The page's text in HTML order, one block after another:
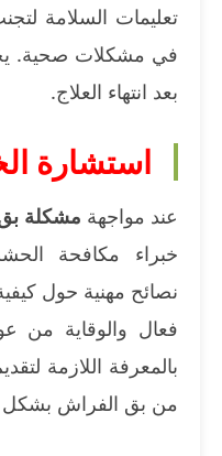
تعليمات السلامة
في مشكلات صحية.
بعد انتهاء العلاج.
استشارة
عند مواجهة مشكلة
خبراء مكافحة
نصائح مهنية حول
فعال والوقاية من
بالمعرفة اللازمة
من بق الفراش بشكل